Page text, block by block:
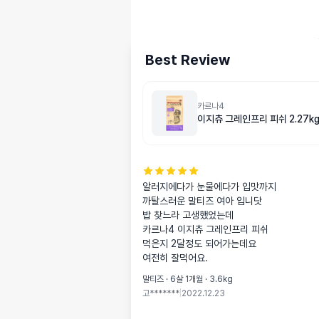
Best Review
카르나4
이지츄 그레인프리 피쉬 2.27kg
알러지에다가 눈물에다가 입맛까지
까탈스러운 말티즈 여아 입니닷
밥 찾느라 고생했었는데
카르나4 이지츄 그레인프리 피쉬
먹은지 2달정도 되어가는데요
여전히 잘먹어요.
말티즈 · 6살 1개월 · 3.6kg
고******* 2022.12.23